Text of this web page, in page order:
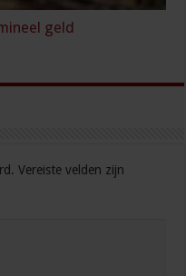
geld
Vereiste velden zijn